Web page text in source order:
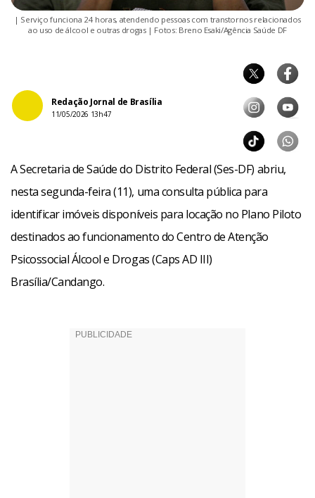
| Serviço funciona 24 horas, atendendo pessoas com transtornos relacionados
ao uso de álcool e outras drogas | Fotos: Breno Esaki/Agência Saúde DF
Redação Jornal de Brasília
11/05/2026 13h47
A Secretaria de Saúde do Distrito Federal (Ses-DF) abriu,
nesta segunda-feira (11), uma consulta pública para
identificar imóveis disponíveis para locação no Plano Piloto
destinados ao funcionamento do Centro de Atenção
Psicossocial Álcool e Drogas (Caps AD III)
Brasília/Candango.